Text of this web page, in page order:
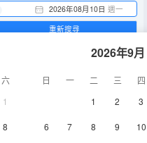
2026年08月10日 週一
六
1
8
2026年9月
日 一 二 三
四
1
2 3
6 7 8 9 10
重新搜尋
空調